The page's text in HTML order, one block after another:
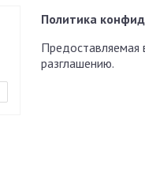
Политика
Предоставляемая
разглашению.